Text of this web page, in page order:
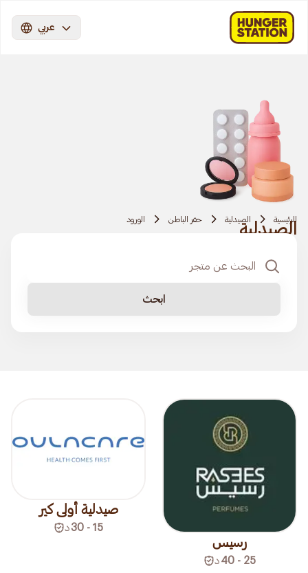
عربي
الرئيسية الصيدلية حفر الباطن الورود
الصيدلية
ابحث
رسيس
25 - 40 د
صيدلية أولى كير
15 - 30 د